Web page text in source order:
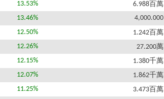
13.53% 6.988百萬
13.46% 4,000.000
12.50% 1.242百萬
12.26% 27.200萬
12.15% 1.380千萬
12.07% 1.862千萬
11.25% 3.473百萬